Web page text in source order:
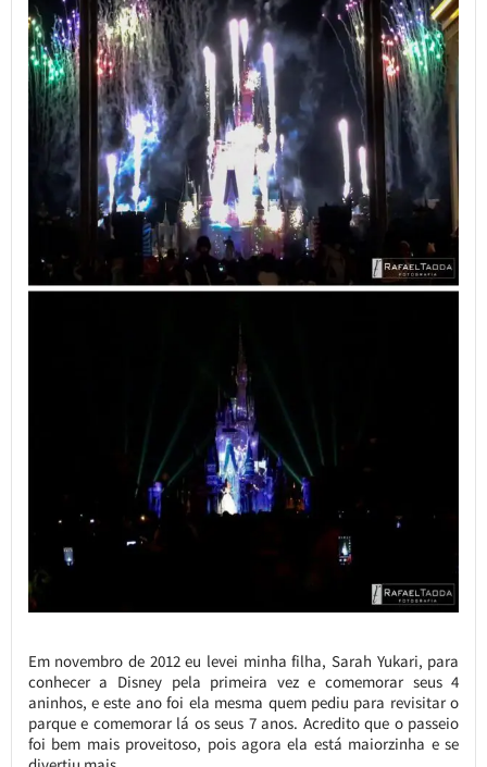
Em novembro de 2012 eu levei minha filha, Sarah Yukari, para
conhecer a Disney pela primeira vez e comemorar seus 4
aninhos, e este ano foi ela mesma quem pediu para revisitar o
parque e comemorar lá os seus 7 anos. Acredito que o passeio
foi bem mais proveitoso, pois agora ela está maiorzinha e se